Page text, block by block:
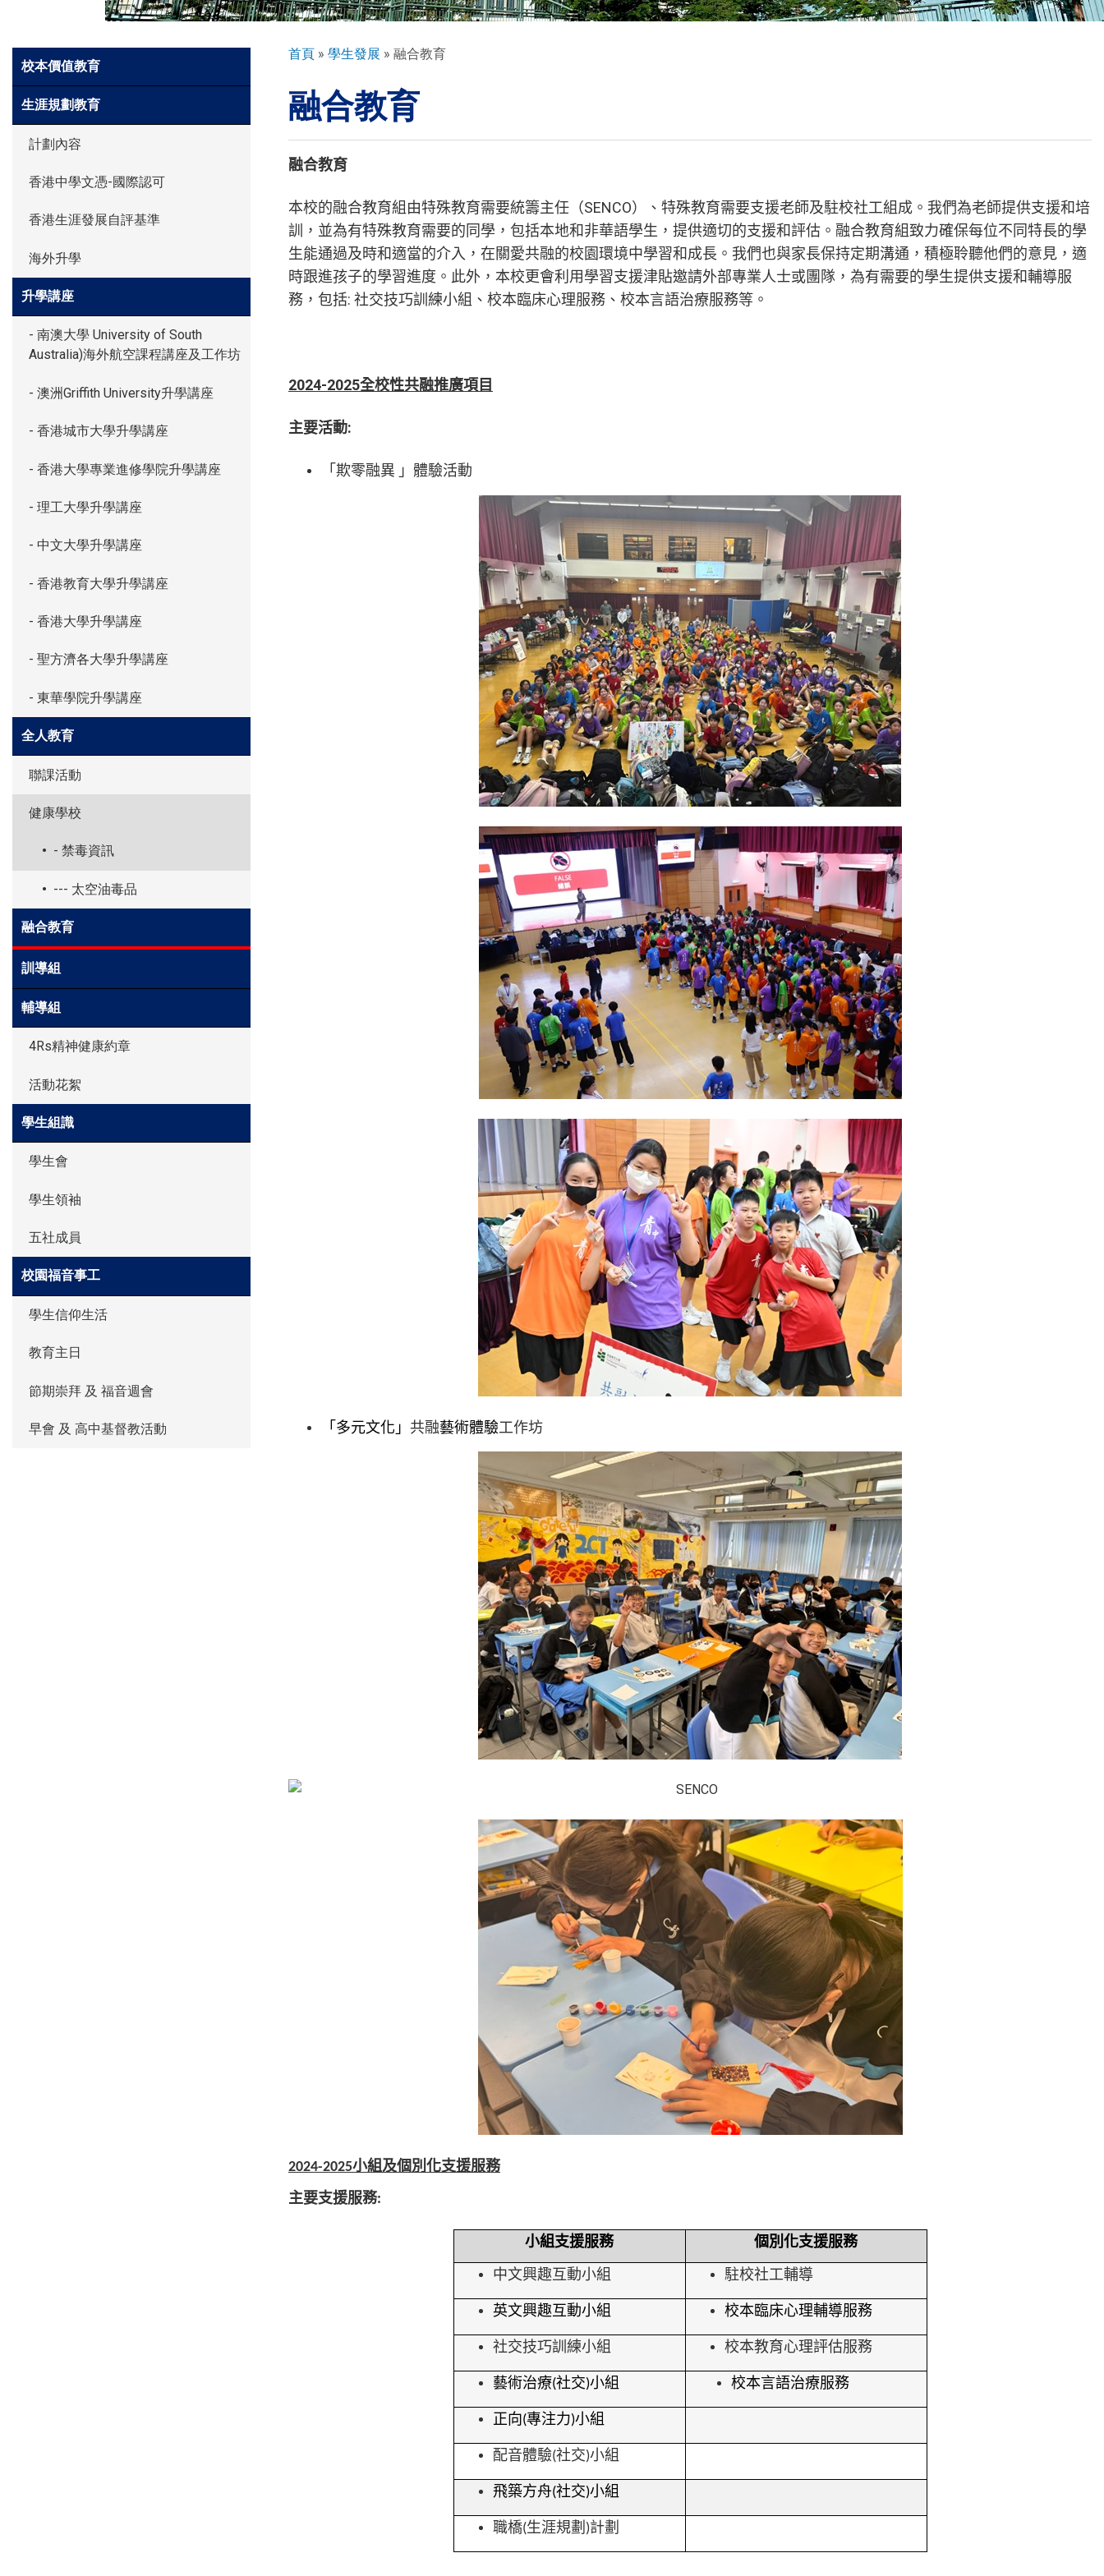
環球探索
入學申請
學生園地
學生表現
校曆表
Side
Meun
校本價值教育
生涯規劃教育
計劃內容
香港中學文憑-國際認可
香港生涯發展自評基準
海外升學
升學講座
- 南澳大學 University of South
Australia)海外航空課程講座及工作坊
- 澳洲Griffith University升學講座
- 香港城市大學升學講座
- 香港大學專業進修學院升學講座
- 理工大學升學講座
- 中文大學升學講座
- 香港教育大學升學講座
- 香港大學升學講座
- 聖方濟各大學升學講座
- 東華學院升學講座
全人教育
聯課活動
健康學校
- 禁毒資訊
--- 太空油毒品
融合教育
訓導組
輔導組
4Rs精神健康約章
活動花絮
學生組識
學生會
學生領袖
五社成員
校園福音事工
學生信仰生活
教育主日
節期崇拜 及 福音週會
早會 及 高中基督教活動
導
連
結
首頁 學生發展 融合教育
融合教育
融合教育
本校的融合教育組由特殊教育需要統籌主任（SENCO）、特殊教育需要支援老師及駐校社工組成。我們為老師提供支援和培
訓，並為有特殊教育需要的同學，包括本地和非華語學生，提供適切的支援和評估。融合教育組致力確保每位不同特長的學
生能通過及時和適當的介入，在關愛共融的校園環境中學習和成長。我們也與家長保持定期溝通，積極聆聽他們的意見，適
時跟進孩子的學習進度。此外，本校更會利用學習支援津貼邀請外部專業人士或團隊，為有需要的學生提供支援和輔導服
務，包括: 社交技巧訓練小組、校本臨床心理服務、校本言語治療服務等。
2024-2025全校性共融推廣項目
主要活動:
「欺零融異 」體驗活動
「多元文化」 共融藝術體驗工作坊
2024-2025小組及個別化支援服務
主要支援服務:
小組支援服務
個別化支援服務
中文興趣互動小組
駐校社工輔導
英文興趣互動小組 校本臨床心理輔導服務
社交技巧訓練小組 校本教育心理評估服務
藝術治療(社交)小組 校本言語治療服務
正向(專注力)小組
配音體驗(社交)小組
飛築方舟(社交)小組
職橋(生涯規劃 )計劃